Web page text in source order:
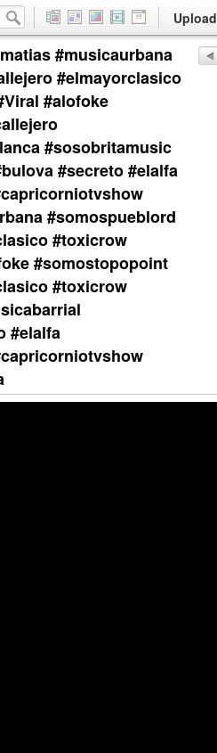
Upload
#musicaurbana
#elmayorclasico
#alofoke
#sosobritamusic
#secreto #elalfa
#somospueblord
#toxicrow
#somostopopoint
#toxicrow
#elalfa